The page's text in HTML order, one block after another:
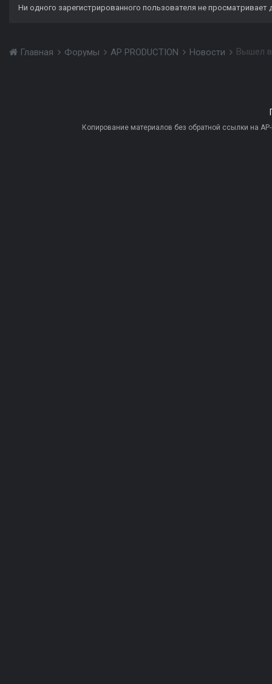
Ни одного зарегистрированного пользователя не просматривает
Главная Форумы AP PRODUCTION Новости
Копирование материалов без обратной ссылки на